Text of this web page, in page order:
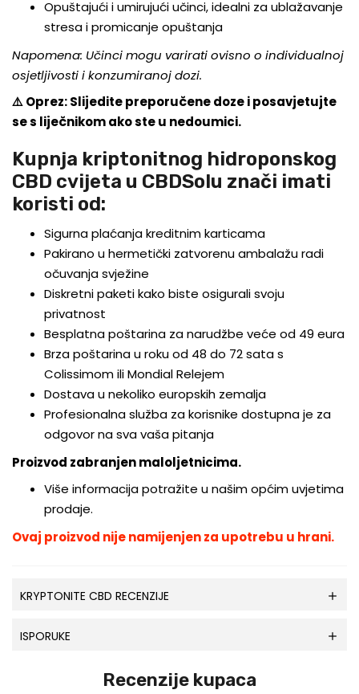
Opuštajući i umirujući učinci, idealni za ublažavanje
stresa i promicanje opuštanja
Napomena: Učinci mogu varirati ovisno o individualnoj
osjetljivosti i konzumiranoj dozi.
⚠️ Oprez: Slijedite preporučene doze i posavjetujte
se s liječnikom ako ste u nedoumici.
Kupnja kriptonitnog hidroponskog
CBD cvijeta u CBDSolu znači imati
koristi od:
Sigurna plaćanja kreditnim karticama
Pakirano u hermetički zatvorenu ambalažu radi
očuvanja svježine
Diskretni paketi kako biste osigurali svoju
privatnost
Besplatna poštarina za narudžbe veće od 49 eura
Brza poštarina u roku od 48 do 72 sata s
Colissimom ili Mondial Relejem
Dostava u nekoliko europskih zemalja
Profesionalna služba za korisnike dostupna je za
odgovor na sva vaša pitanja
Proizvod zabranjen maloljetnicima.
Više informacija potražite u našim općim uvjetima
prodaje.
Ovaj proizvod nije namijenjen za upotrebu u hrani.
KRYPTONITE CBD RECENZIJE
ISPORUKE
Recenzije kupaca